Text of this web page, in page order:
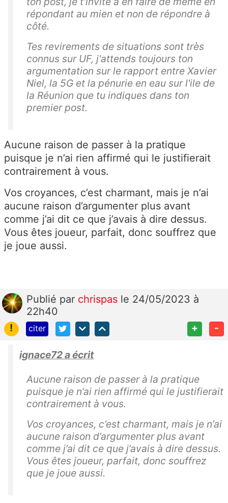
répondant au mien et non de répondre à
côté.
Tes revirements de situations sont très
connus sur UF, j'attends toujours ton
argumentation sur le rapport entre Xavier
Niel, la 5G et la pénurie en eau sur l'ile de
la Réunion que tu indiques dans ton
premier post.
Aucune raison de passer à la pratique
puisque je n’ai rien affirmé qui le justifierait
contrairement à vous.
Vos croyances, c’est charmant, mais je n’ai
aucune raison d’argumenter plus avant
comme j’ai dit ce que j’avais à dire dessus.
Vous êtes joueur, parfait, donc souffrez que
je joue aussi.
Publié par chrispas le 24/05/2023 à
22h40
!
citer + -
ignace72 a écrit
Aucune raison de passer à la pratique
puisque je n’ai rien affirmé qui le justifierait
contrairement à vous.
Vos croyances, c’est charmant, mais je n’ai
aucune raison d’argumenter plus avant
comme j’ai dit ce que j’avais à dire dessus.
Vous êtes joueur, parfait, donc souffrez
que je joue aussi.